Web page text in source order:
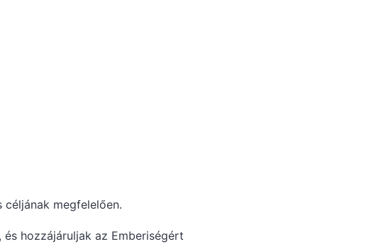
megfelelően.
hozzájáruljak az Emberiségért